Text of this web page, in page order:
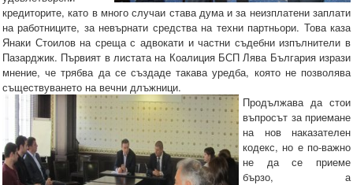
кредиторите, като в много случаи става дума и за неизплатени заплати
на работниците, за невърнати средства на техни партньори. Това каза
Янаки Стоилов на среща с адвокати и частни съдебни изпълнители в
Пазарджик. Първият в листата на Коалиция БСП Лява България изрази
мнение, че трябва да се създаде такава уредба, която не позволява
съществуването на вечни длъжници.
Продължава да стои
въпросът за приемане
на нов наказателен
кодекс, но е по-важно
не да се приеме
бързо, а